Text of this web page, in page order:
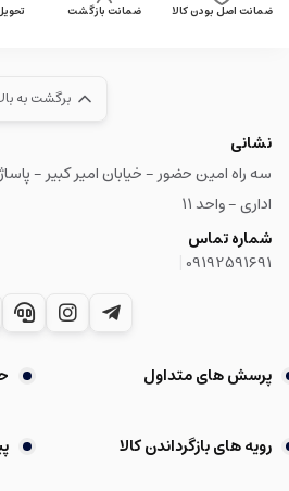
ضمانت اصل بودن کالا ضمانت بازگشت
برگشت به
نشانی
اداری - واحد ۱۱
شماره تماس
09192591691
پرسش های متداول
رویه های بازگرداندن کالا